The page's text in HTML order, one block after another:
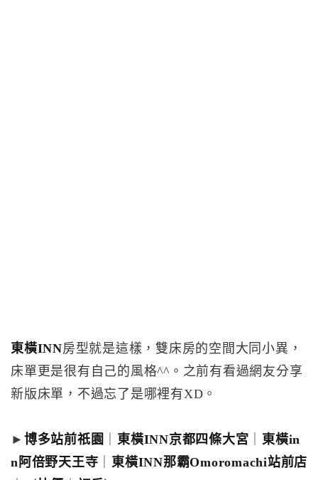
東橫INN房型就是這樣，雙床房的空間大同小異，
床單更是很有自己的風格^^。之前有看過網友分享
新版床單，不過忘了是哪裡有XD。
► 博多站前祇園 東橫INN京都四條大宮
東橫in
n阿倍野天王寺
東橫INN那霸Omoromachi站前店